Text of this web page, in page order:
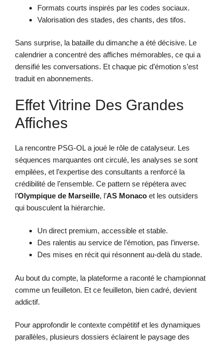
Formats courts inspirés par les codes sociaux.
Valorisation des stades, des chants, des tifos.
Sans surprise, la bataille du dimanche a été décisive. Le
calendrier a concentré des affiches mémorables, ce qui a
densifié les conversations. Et chaque pic d’émotion s’est
traduit en abonnements.
Effet Vitrine Des Grandes
Affiches
La rencontre PSG-OL a joué le rôle de catalyseur. Les
séquences marquantes ont circulé, les analyses se sont
empilées, et l’expertise des consultants a renforcé la
crédibilité de l’ensemble. Ce pattern se répétera avec
l’Olympique de Marseille, l’AS Monaco et les outsiders
qui bousculent la hiérarchie.
Un direct premium, accessible et stable.
Des ralentis au service de l’émotion, pas l’inverse.
Des mises en récit qui résonnent au-delà du stade.
Au bout du compte, la plateforme a raconté le championnat
comme un feuilleton. Et ce feuilleton, bien cadré, devient
addictif.
Pour approfondir le contexte compétitif et les dynamiques
parallèles, plusieurs dossiers éclairent le paysage des